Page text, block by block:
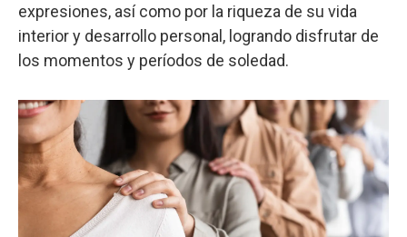
expresiones, así como por la riqueza de su vida
interior y desarrollo personal, logrando disfrutar de
los momentos y períodos de soledad.